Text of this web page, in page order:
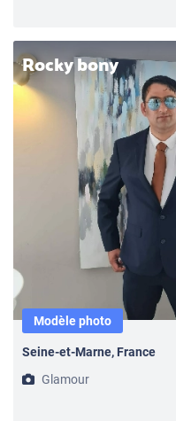
Rocky bony
Modèle photo
Seine-et-Marne, France
Glamour